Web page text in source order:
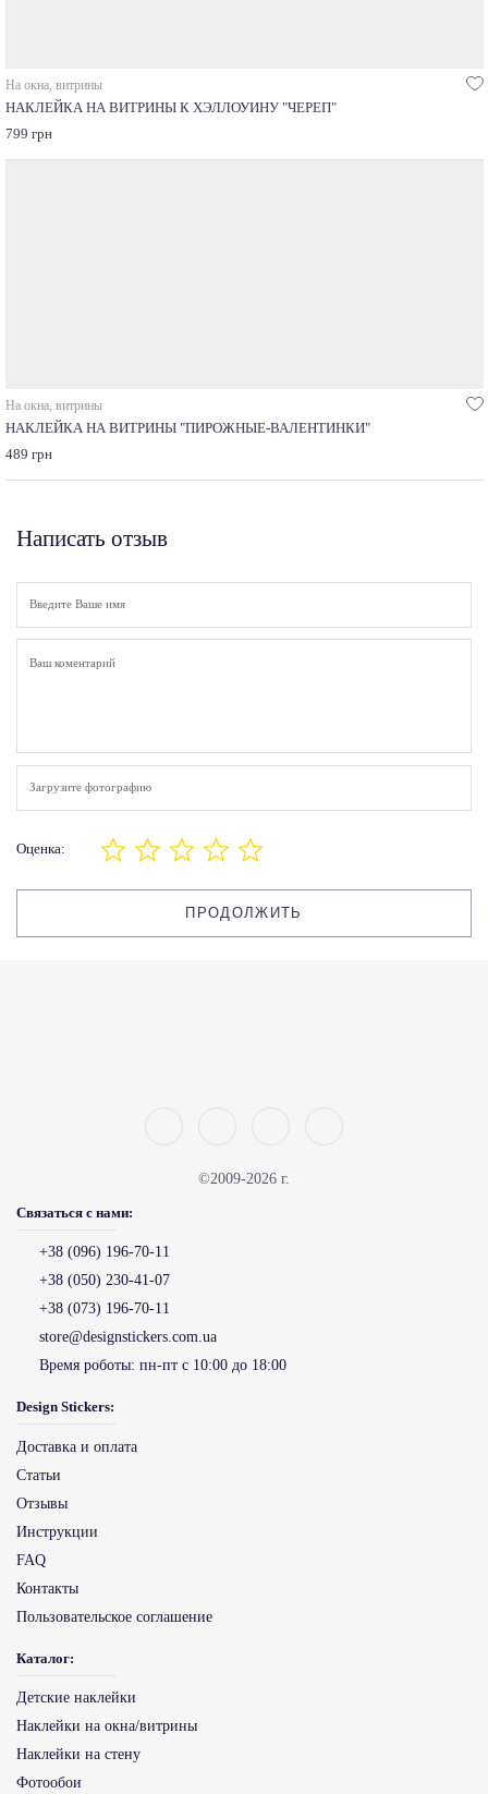
На окна, витрины
НАКЛЕЙКА НА ВИТРИНЫ К ХЭЛЛОУИНУ "ЧЕРЕП"
799 грн
На окна, витрины
НАКЛЕЙКА НА ВИТРИНЫ "ПИРОЖНЫЕ-ВАЛЕНТИНКИ"
489 грн
Написать отзыв
Загрузите фотографию
Оценка:
ПРОДОЛЖИТЬ
©2009-2026 г.
Связаться с нами:
+38 (096) 196-70-11
+38 (050) 230-41-07
+38 (073) 196-70-11
store@designstickers.com.ua
Время роботы: пн-пт с 10:00 до 18:00
Design Stickers:
Доставка и оплата
Статьи
Отзывы
Инструкции
FAQ
Контакты
Пользовательское соглашение
Каталог:
Детские наклейки
Наклейки на окна/витрины
Наклейки на стену
Фотообои